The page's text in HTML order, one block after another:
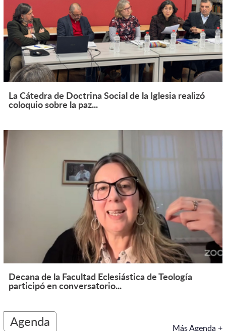
La Cátedra de Doctrina Social de la Iglesia realizó
coloquio sobre la paz...
Decana de la Facultad Eclesiástica de Teología
participó en conversatorio...
Agenda Más Agenda +